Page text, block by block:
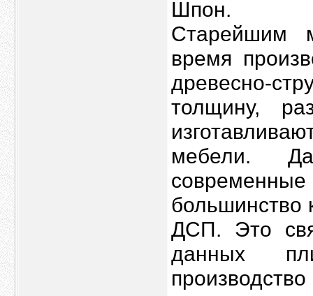
Шпон.
Старейшим
время
древесно-
толщину,
мебели.
большинство
ДСП. Это
данных